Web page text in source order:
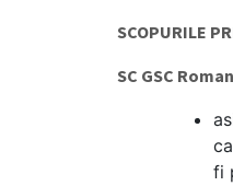
SCOPURILE
SC GSC
fi